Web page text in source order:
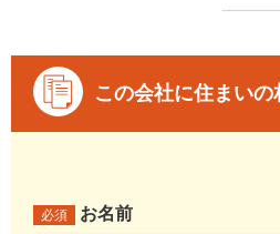
この会社に住まいの
必須 お名前